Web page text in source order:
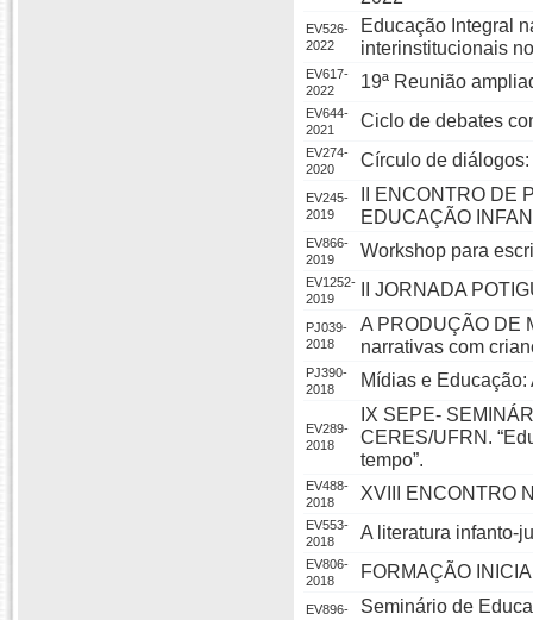
EV526-
2022
Educação Integral
interinstitucionais
EV617-
2022
19ª Reunião
EV644-
2021
Ciclo de debates
EV274-
2020
Círculo de
EV245-
2019
II ENCONTRO DE
EDUCAÇÃO
EV866-
2019
Workshop para
EV1252-
2019
II JORNADA
PJ039-
2018
A PRODUÇÃO DE
narrativas com
PJ390-
2018
Mídias e
EV289-
2018
IX SEPE-
CERES/UFRN.
tempo”.
EV488-
2018
XVIII ENCONTRO
EV553-
2018
A literatura infanto-
EV806-
2018
FORMAÇÃO
EV896-
Seminário de